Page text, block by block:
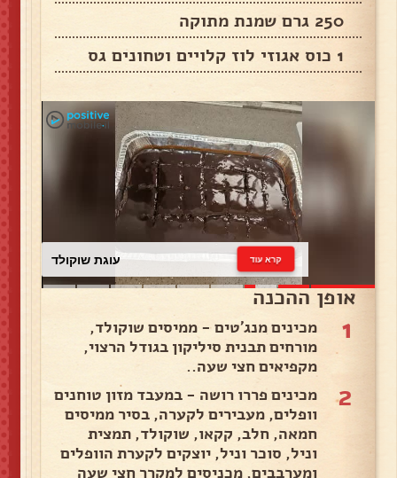
250 גרם שמנת מתוקה
1 כוס אגוזי לוז קלויים וטחונים גס
עוגת שוקולד קרא עוד
אופן ההכנה
1
מכינים מנג'טים - ממיסים שוקולד,
מורחים תבנית סיליקון בגודל הרצוי,
מקפיאים חצי שעה..
2
מכינים פררו רושה - במעבד מזון טוחנים
וופלים, מעבירים לקערה, בסיר ממיסים
חמאה, חלב, קקאו, שוקולד, תמצית
וניל, סוכר וניל, יוצקים לקערת הוופלים
ומערבבים, מכניסים למקרר חצי שעה